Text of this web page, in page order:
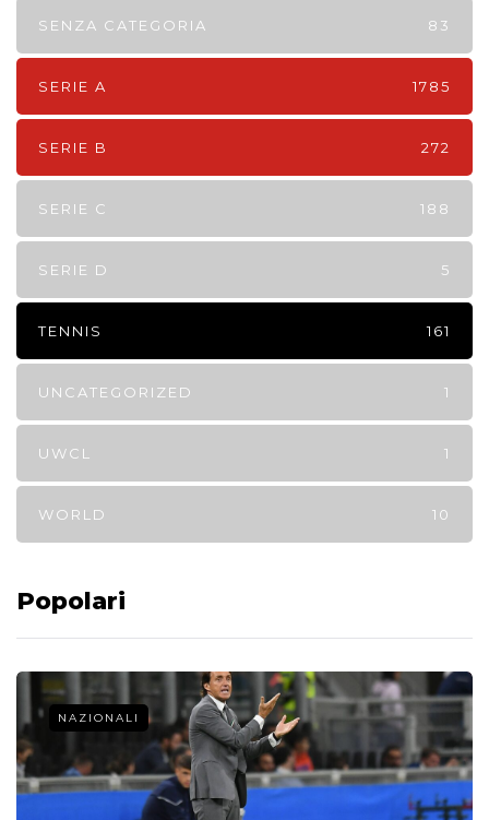
SENZA CATEGORIA 83
SERIE A 1785
SERIE B 272
SERIE C 188
SERIE D 5
TENNIS 161
UNCATEGORIZED 1
UWCL 1
WORLD 10
Popolari
NAZIONALI